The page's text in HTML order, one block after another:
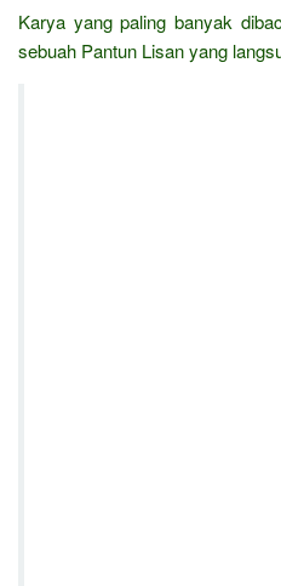
Karya yang paling banyak
sebuah Pantun Lisan yang